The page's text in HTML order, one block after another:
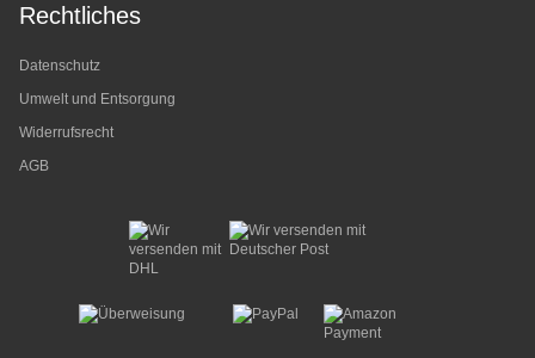
Rechtliches
Datenschutz
Umwelt und Entsorgung
Widerrufsrecht
AGB